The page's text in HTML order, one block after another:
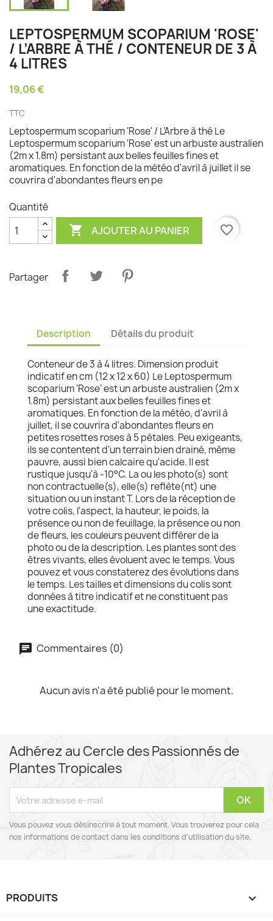
LEPTOSPERMUM SCOPARIUM 'ROSE'
/ L’ARBRE À THÉ / CONTENEUR DE 3 À
4 LITRES
19,06 €
TTC
Leptospermum scoparium 'Rose' / L’Arbre à thé Le
Leptospermum scoparium 'Rose' est un arbuste australien
(2m x 1.8m) persistant aux belles feuilles fines et
aromatiques. En fonction de la météo d'avril à juillet il se
couvrira d'abondantes fleurs en pe
Quantité
 AJOUTER AU PANIER favorite_border
Partager
Description Détails du produit
Conteneur de 3 à 4 litres. Dimension produit
indicatif en cm (12 x 12 x 60) Le Leptospermum
scoparium 'Rose' est un arbuste australien (2m x
1.8m) persistant aux belles feuilles fines et
aromatiques. En fonction de la météo, d'avril à
juillet, il se couvrira d'abondantes fleurs en
petites rosettes roses à 5 pétales. Peu exigeants,
ils se contentent d'un terrain bien drainé, même
pauvre, aussi bien calcaire qu'acide. Il est
rustique jusqu'à -10°C. La ou les photo(s) sont
non contractuelle(s), elle(s) reflète(nt) une
situation ou un instant T. Lors de la réception de
votre colis, l'aspect, la hauteur, le poids, la
présence ou non de feuillage, la présence ou non
de fleurs, les couleurs peuvent différer de la
photo ou de la description. Les plantes sont des
êtres vivants, elles évoluent avec le temps. Vous
pouvez et vous constaterez des évolutions dans
le temps. Les tailles et dimensions du colis sont
données à titre indicatif et ne constituent pas
une exactitude.
Commentaires (0)
Aucun avis n'a été publié pour le moment.
Adhérez au Cercle des Passionnés de
Plantes Tropicales
Vous pouvez vous désinscrire à tout moment. Vous trouverez pour cela
nos informations de contact dans les conditions d'utilisation du site.
PRODUITS 